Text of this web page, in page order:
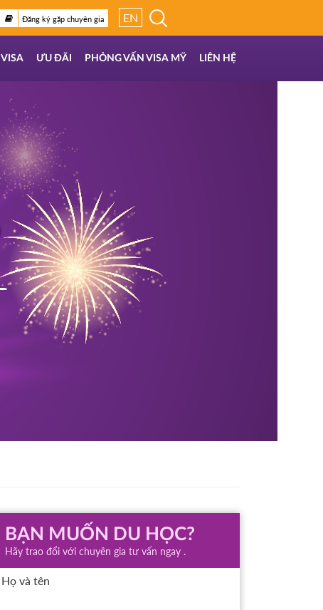
Đăng ký gặp chuyên gia EN
VISA ƯU ĐÃI PHỎNG VẤN VISA MỸ LIÊN HỆ
BẠN MUỐN DU HỌC?
Hãy trao đổi với chuyên gia tư vấn ngay .
Họ và tên